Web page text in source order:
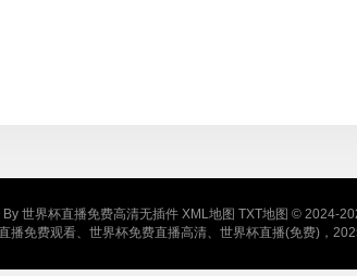
By 世界杯直播免费高清无插件 XML地图 TXT地图 © 2024-
免费观看、世界杯免费直播高清、世界杯直播(免费)，